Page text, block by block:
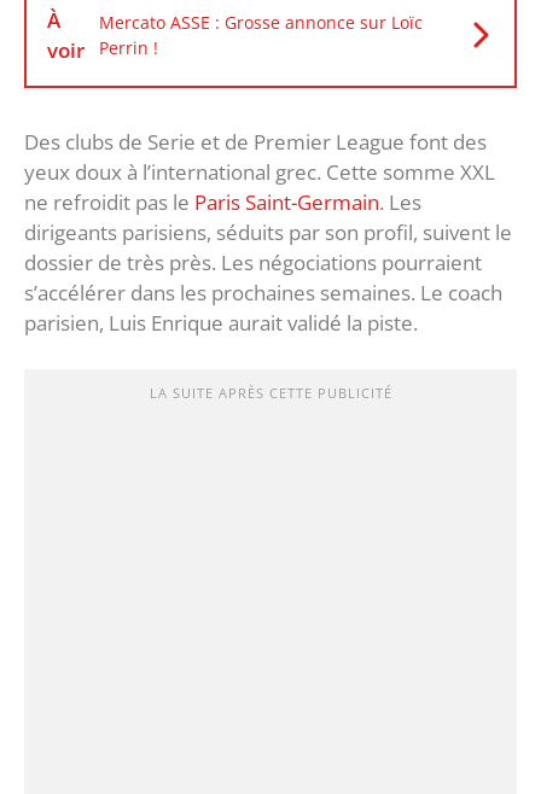
À
voir
Mercato ASSE : Grosse annonce sur Loïc
Perrin !
Des clubs de Serie et de Premier League font des
yeux doux à l’international grec. Cette somme XXL
ne refroidit pas le Paris Saint-Germain. Les
dirigeants parisiens, séduits par son profil, suivent le
dossier de très près. Les négociations pourraient
s’accélérer dans les prochaines semaines. Le coach
parisien, Luis Enrique aurait validé la piste.
LA SUITE APRÈS CETTE PUBLICITÉ